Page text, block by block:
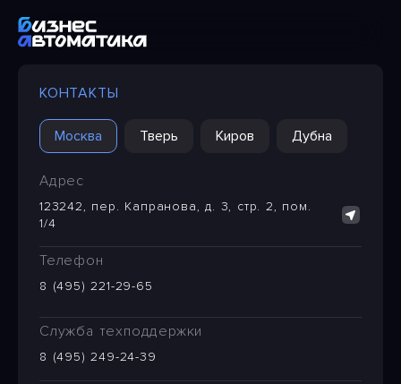
КОНТАКТЫ
Москва Тверь Киров Дубна
Адрес
123242, пер. Капранова, д. 3, стр. 2, пом.
1/4
Телефон
8 (495) 221-29-65
Служба техподдержки
8 (495) 249-24-39